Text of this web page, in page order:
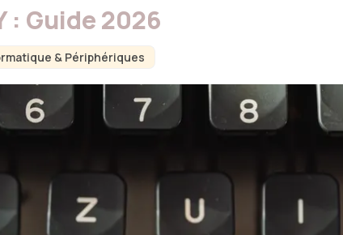
& Périphériques
: Guide 2026